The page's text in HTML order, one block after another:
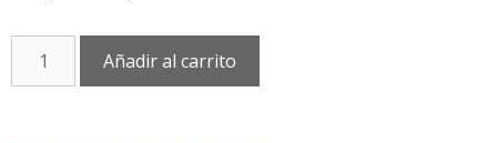
Añadir al carrito